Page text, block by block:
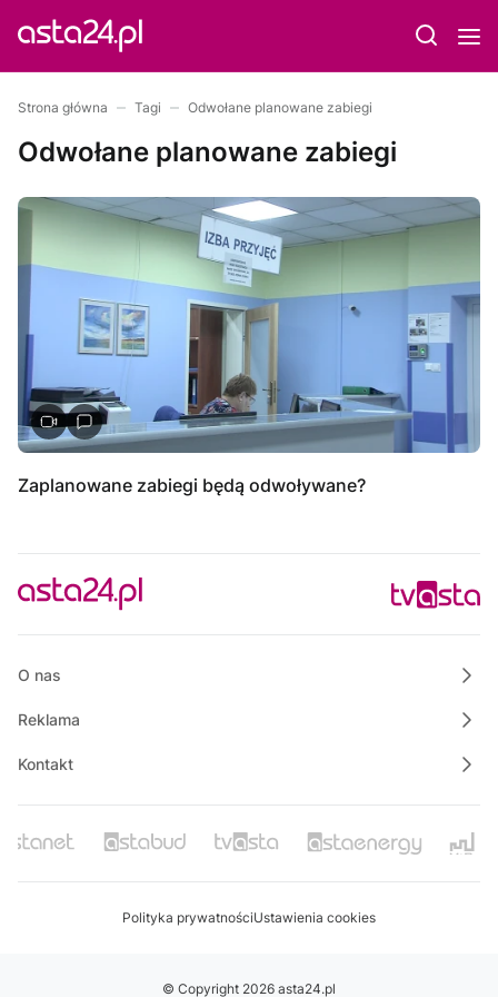
Strona główna Tagi Odwołane planowane zabiegi
Odwołane planowane zabiegi
Zaplanowane zabiegi będą odwoływane?
O nas
Reklama
Kontakt
Polityka prywatnościUstawienia cookies
© Copyright 2026 asta24.pl